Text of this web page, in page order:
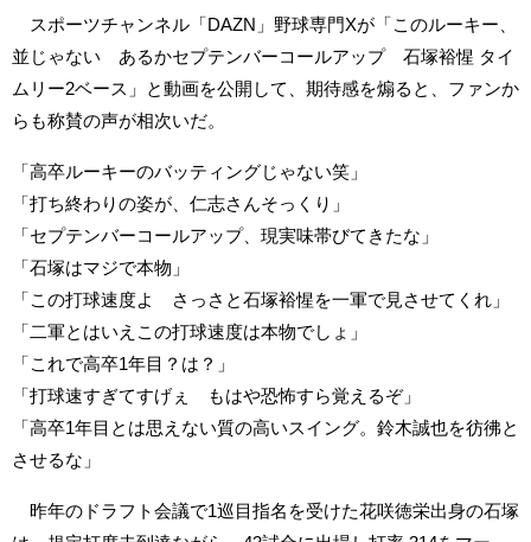
スポーツチャンネル「DAZN」野球専門Xが「このルーキー、
並じゃない あるかセプテンバーコールアップ 石塚裕惺 タイ
ムリー2ベース」と動画を公開して、期待感を煽ると、ファンか
らも称賛の声が相次いだ。
「高卒ルーキーのバッティングじゃない笑」
「打ち終わりの姿が、仁志さんそっくり」
「セプテンバーコールアップ、現実味帯びてきたな」
「石塚はマジで本物」
「この打球速度よ さっさと石塚裕惺を一軍で見させてくれ」
「二軍とはいえこの打球速度は本物でしょ」
「これで高卒1年目？は？」
「打球速すぎてすげぇ もはや恐怖すら覚えるぞ」
「高卒1年目とは思えない質の高いスイング。鈴木誠也を彷彿と
させるな」
昨年のドラフト会議で1巡目指名を受けた花咲徳栄出身の石塚